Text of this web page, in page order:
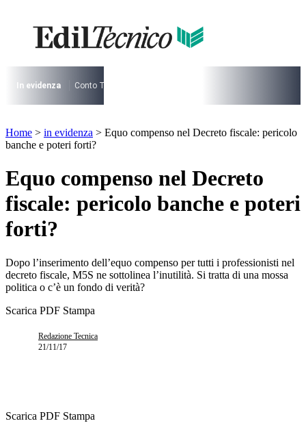
contenuto
Lorem ipsum dolor sit amet consectetur
In evidenza Conto Termico
I più cercati
Lorem ipsum dolor sit amet consectetur
Home > in evidenza > Equo compenso nel Decreto fiscale: pericolo
banche e poteri forti?
Equo compenso nel Decreto
fiscale: pericolo banche e poteri
forti?
Dopo l’inserimento dell’equo compenso per tutti i professionisti nel
decreto fiscale, M5S ne sottolinea l’inutilità. Si tratta di una mossa
politica o c’è un fondo di verità?
Scarica PDF Stampa
Redazione Tecnica
21/11/17
Scarica PDF Stampa